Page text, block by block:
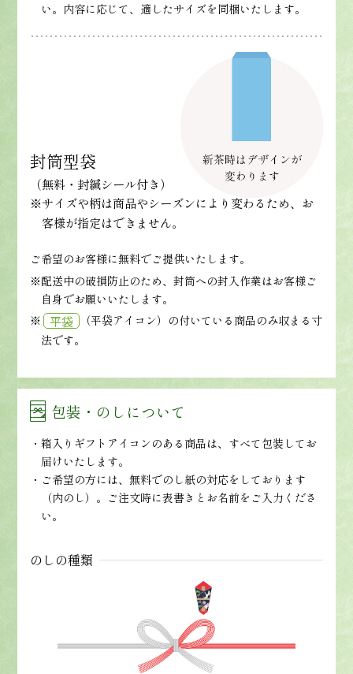
い。内容に応じて、適したサイズを同梱いたします。
封筒型袋
（無料・封緘シール付き）
※サイズや柄は商品やシーズンにより変わるため、お
客様が指定はできません。
ご希望のお客様に無料でご提供いたします。
※配送中の破損防止のため、封筒への封入作業はお客様ご
自身でお願いいたします。
※
平袋
（平袋アイコン）の付いている商品のみ収まる寸
法です。
包装・のしについて
箱入りギフトアイコンのある商品は、すべて包装してお
届けいたします。
ご希望の方には、無料でのし紙の対応をしております
（内のし）。ご注文時に表書きとお名前をご入力くださ
い。
のしの種類